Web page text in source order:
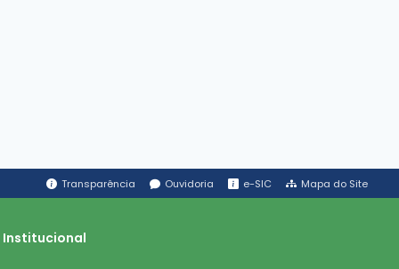
Transparência Ouvidoria e-SIC Mapa do Site
Institucional